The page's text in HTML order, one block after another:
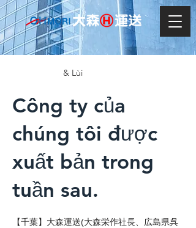
& Lùi
Công ty của
chúng tôi được
xuất bản trong
tuần sau.
【千葉】大森運送(大森栄作社長、広島県呉